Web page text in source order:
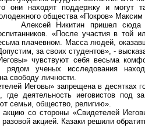
они находят поддержку и могут
общества «Покров» Максим
Алексей Никитин пришел сюда
«После участия в той
плачевном. Масса людей,
за своих студентов», -
чувствуют себя весьма
ученых исследования
свободу личности.
Иеговы» запрещена в
где деятельность иеговистов под
семьи, общество, религию».
акцию со стороны «Свидетелей
акцией. Казаки решили